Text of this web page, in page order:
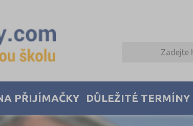
PŘIJÍMAČKY DŮLEŽITÉ TERMÍNY